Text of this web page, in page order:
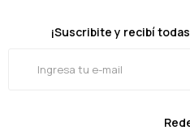
¡Suscribite y recibí